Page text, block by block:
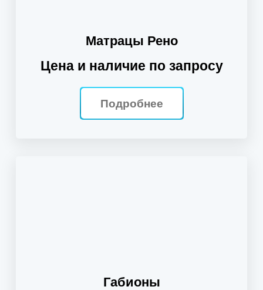
Матрацы Рено
Цена и наличие по запросу
Подробнее
Габионы